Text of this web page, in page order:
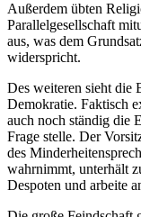
Außerdem übten
Parallelgesellschaft
aus, was dem
widerspricht.
Des weiteren sieht die
Demokratie. Faktisch
auch noch ständig die
Frage stelle. Der
des
wahrnimmt, unterhält
Despoten und arbeite